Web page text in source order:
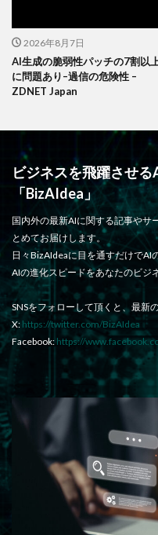
2026年8月7日
AI生成の脆弱性パッチの7割以
に問題あり–過信の危険性 –
ZDNET Japan
ビジネスを飛躍させ
「BizAIdea」
国内外の最新AIに関する記事やサ
とめてお届けします。
日々BizAIdeaに目を通すだけでAI
AIの進化スピードをあなたのビジ
SNSをフォローして頂くと、最新
X: https://twitter.com/BizAIdea
Facebook: https://